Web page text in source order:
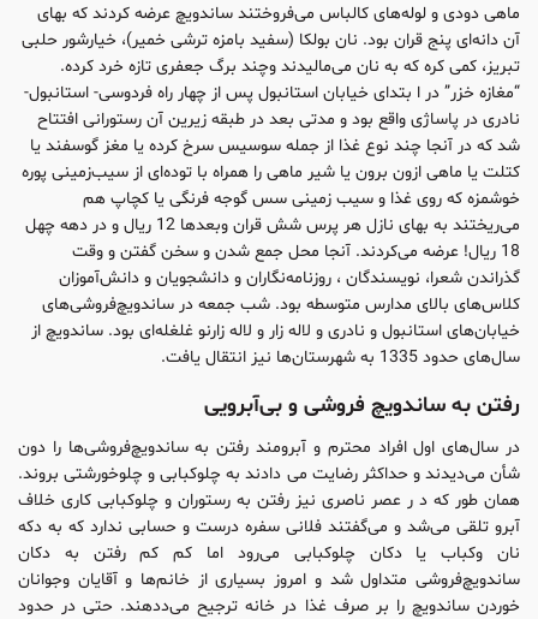
ماهی دودی و لوله‌هاى کالباس مى‌فروختند ساندویچ عرضه کردند که بهای
آن دانه‌ای پنج قران بود. نان بولکا (سفید بامزه ترشى خمیر)، خیارشور حلبى
تبریز، کمى کره که به نان مى‌مالیدند وچند برگ جعفرى تازه خرد کرده.
“مغازه خزر” در ا بتداى خیابان استانبول پس از چهار راه فردوسى- استانبول-
نادرى در پاساژى واقع بود و مدتی بعد در طبقه زیرین آن رستورانى افتتاح
شد که در آنجا چند نوع غذا از جمله سوسیس سرخ کرده یا مغز گوسفند یا
کتلت یا ماهى ازون برون یا شیر ماهى را همراه با توده‌اى از سیب‌زمینى پوره
خوشمزه که روى غذا و سیب زمینى سس گوجه فرنگى یا کچاپ هم
مى‌ریختند به بهای نازل هر پرس شش قران وبعدها 12 ریال و در دهه چهل
18 ریال! عرضه مى‌کردند. آنجا محل جمع شدن و سخن گفتن و وقت
گذراندن شعرا، نویسندگان ، روزنامه‌نگاران و دانشجویان و دانش‌آموزان
کلاس‌هاى بالاى مدارس متوسطه بود. شب جمعه در ساندویچ‌فروشى‌هاى
خیابان‌هاى استانبول و نادرى و لاله زار و لاله زارنو غلغله‌اى بود. ساندویچ از
سال‌های حدود 1335 به شهرستان‌ها نیز انتقال یافت.
رفتن به ساندویچ فروشى و بى‌آبرویى
در سال‌هاى اول افراد محترم و آبرومند رفتن به ساندویچ‌فروشى‌ها را دون
شأن مى‌دیدند و حداکثر رضایت مى دادند به چلوکبابى و چلوخورشتى بروند.
همان طور که د ر عصر ناصرى نیز رفتن به رستوران و چلوکبابى کارى خلاف
آبرو تلقى مى‌شد و مى‌گفتند فلانی سفره درست و حسابى ندارد که به دکه
نان وکباب یا دکان چلوکبابى مى‌رود اما کم کم رفتن به دکان
ساندویچ‌فروشى متداول شد و امروز بسیا‌رى از خانم‌ها و آقایان وجوانان
خوردن ساندویچ را بر صرف غذا در خانه ترجیح می‌ددهند. حتی در حدود